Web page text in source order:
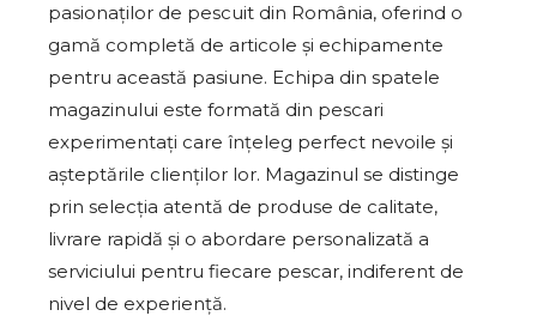
pasionaților de pescuit din România, oferind o
gamă completă de articole și echipamente
pentru această pasiune. Echipa din spatele
magazinului este formată din pescari
experimentați care înțeleg perfect nevoile și
așteptările clienților lor. Magazinul se distinge
prin selecția atentă de produse de calitate,
livrare rapidă și o abordare personalizată a
serviciului pentru fiecare pescar, indiferent de
nivel de experiență.